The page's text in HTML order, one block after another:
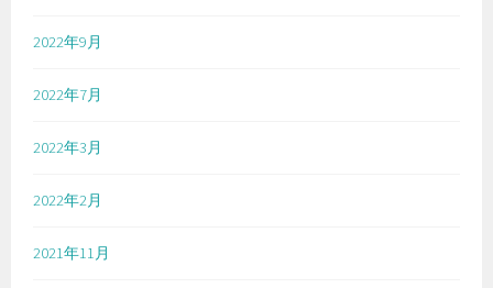
2022年9月
2022年7月
2022年3月
2022年2月
2021年11月